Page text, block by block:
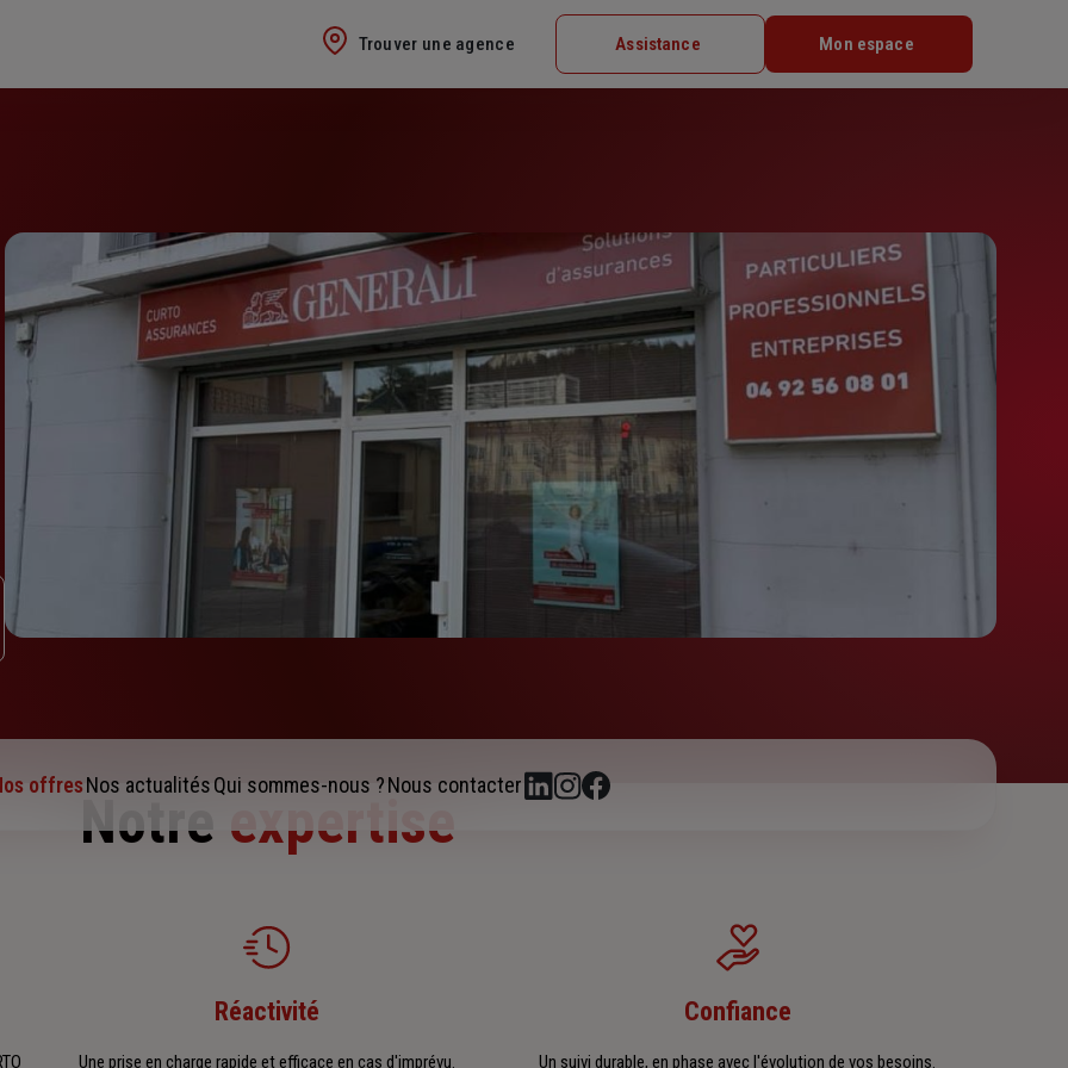
Trouver une agence Assistance Mon espace
offresNos actualitésQui sommes-nous ?Nous contacter
Notre expertise
Réactivité
Une prise en charge rapide et efficace en cas d'imprévu.
Confiance
Un suivi durable, en phase avec l'évolution de vos besoins.